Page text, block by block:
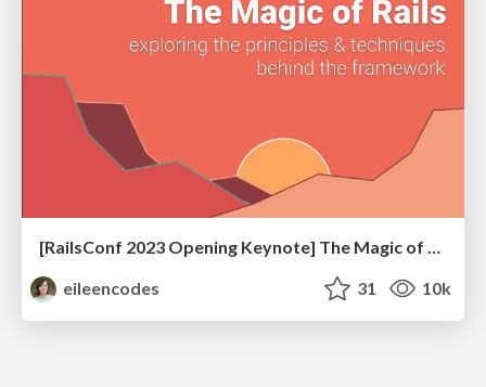
[RailsConf 2023 Opening Keynote] The Magic of Rails
eileencodes
31 10k